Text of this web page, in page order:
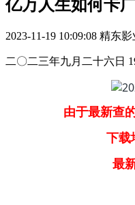
亿万人生如何卡
2023-11-19 10:09:08 精东影
二〇二三年九月二十六日
由于最新查的严
下载地
最新下